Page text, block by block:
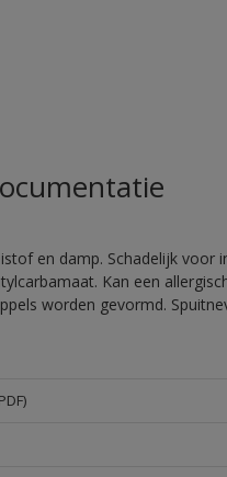
en damp. Schadelijk
Kan een
worden gevormd.